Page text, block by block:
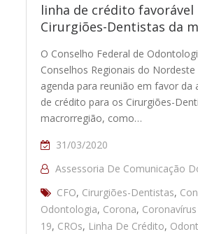
linha de crédito favorável
Cirurgiões-Dentistas da
O Conselho Federal de
Conselhos Regionais do
agenda para reunião em favor da
de crédito para os Cirurgiões-
macrorregião, como…
31/03/2020
Assessoria De Comunicação
CFO, Cirurgiões-Dentistas,
Odontologia, Corona,
19, CROs, Linha De Crédito,